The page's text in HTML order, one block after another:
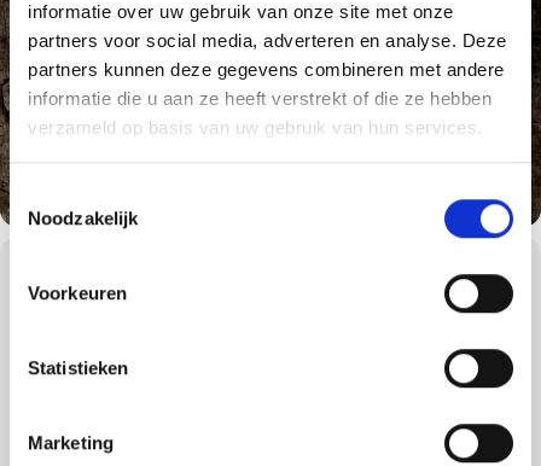
informatie over uw gebruik van onze site met onze
partners voor social media, adverteren en analyse. Deze
partners kunnen deze gegevens combineren met andere
informatie die u aan ze heeft verstrekt of die ze hebben
verzameld op basis van uw gebruik van hun services.
Toestemmingsselectie
Noodzakelijk
Voorkeuren
Statistieken
Marketing
We gaan tijdens de American Style BBQ workshop terug naar de
In de 17e eeuw werd barbecueën overgenomen van de indianen
Sindsdien verspreidde de Amerikaanse barbecuecultuur zich over
de rest van de wereld. American Style BBQ wordt in veel landen